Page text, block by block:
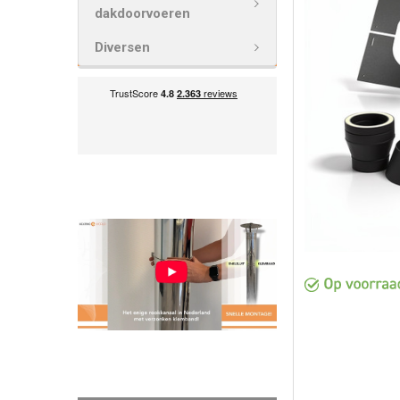
dakdoorvoeren
Diversen
VOEG
TOE AAN